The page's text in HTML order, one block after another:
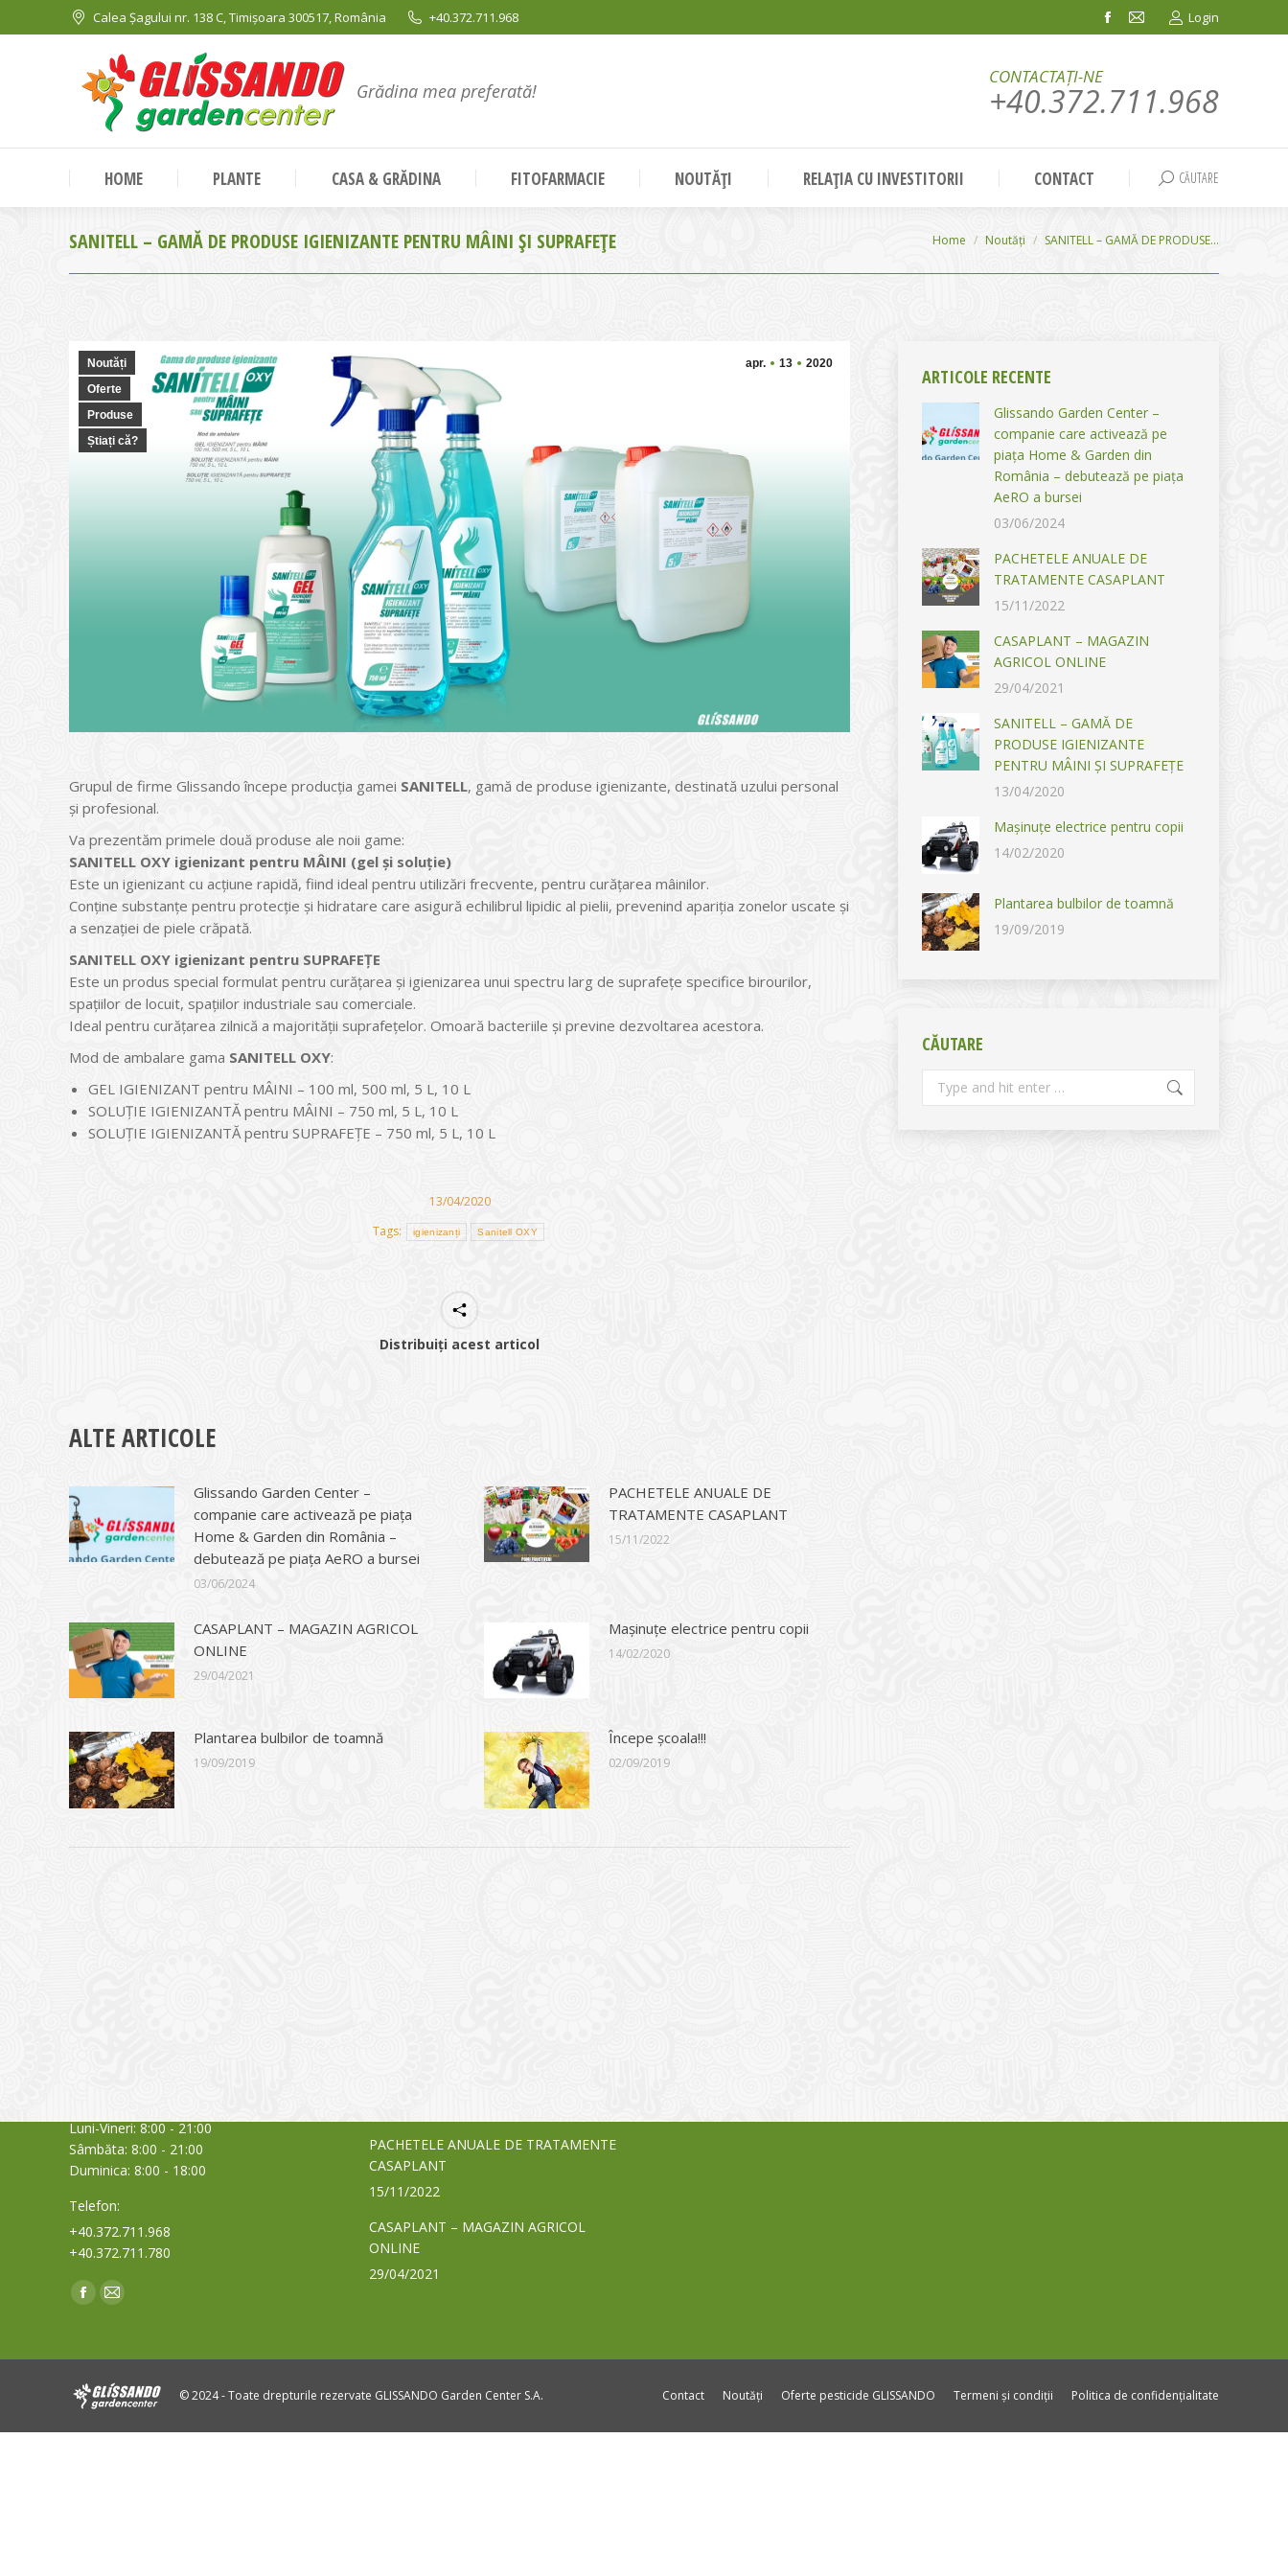
Calea Șagului nr. 138 C, Timișoara 300517, România +40.372.711.968
Facebook
in
window
Mail
in
window
Login
Grădina mea preferată!
CONTACTAȚI-NE
+40.372.711.968
HOME PLANTE CASA & GRĂDINA FITOFARMACIE NOUTĂȚI RELAȚIA CU INVESTITORII CONTACT Search:
CĂUTARE
SANITELL – GAMĂ DE PRODUSE IGIENIZANTE PENTRU MÂINI ȘI SUPRAFEȚE You are here:
Home Noutăți SANITELL – GAMĂ DE PRODUSE…
apr. 13 2020
Noutăți
Oferte
Produse
Știați că?
Grupul de firme Glissando începe producția gamei SANITELL, gamă de produse igienizante, destinată uzului personal
și profesional.
Va prezentăm primele două produse ale noii game:
SANITELL OXY igienizant pentru MÂINI (gel și soluție)
Este un igienizant cu acțiune rapidă, fiind ideal pentru utilizări frecvente, pentru curățarea mâinilor.
Conține substanțe pentru protecție și hidratare care asigură echilibrul lipidic al pielii, prevenind apariția zonelor uscate și
a senzației de piele crăpată.
SANITELL OXY igienizant pentru SUPRAFEȚE
Este un produs special formulat pentru curățarea și igienizarea unui spectru larg de suprafețe specifice birourilor,
spațiilor de locuit, spațiilor industriale sau comerciale.
Ideal pentru curățarea zilnică a majorității suprafețelor. Omoară bacteriile și previne dezvoltarea acestora.
Mod de ambalare gama SANITELL OXY:
GEL IGIENIZANT pentru MÂINI – 100 ml, 500 ml, 5 L, 10 L
SOLUȚIE IGIENIZANTĂ pentru MÂINI – 750 ml, 5 L, 10 L
SOLUȚIE IGIENIZANTĂ pentru SUPRAFEȚE – 750 ml, 5 L, 10 L
13/04/2020
Tags:
igienizanți Sanitell OXY
Distribuiți acest articol
ALTE ARTICOLE
Glissando Garden Center –
companie care activează pe piața
Home & Garden din România –
debutează pe piața AeRO a bursei
03/06/2024
PACHETELE ANUALE DE
TRATAMENTE CASAPLANT
15/11/2022
CASAPLANT – MAGAZIN AGRICOL
ONLINE
29/04/2021
Mașinuțe electrice pentru copii
14/02/2020
Plantarea bulbilor de toamnă
19/09/2019
Începe școala!!!
02/09/2019
ARTICOLE RECENTE
Glissando Garden Center –
companie care activează pe
piața Home & Garden din
România – debutează pe piața
AeRO a bursei
03/06/2024
PACHETELE ANUALE DE
TRATAMENTE CASAPLANT
15/11/2022
CASAPLANT – MAGAZIN
AGRICOL ONLINE
29/04/2021
SANITELL – GAMĂ DE
PRODUSE IGIENIZANTE
PENTRU MÂINI ȘI SUPRAFEȚE
13/04/2020
Mașinuțe electrice pentru copii
14/02/2020
Plantarea bulbilor de toamnă
19/09/2019
CĂUTARE
Search:
Luni-Vineri: 8:00 - 21:00
Sâmbăta: 8:00 - 21:00
Duminica: 8:00 - 18:00
Telefon:
+40.372.711.968
+40.372.711.780
Find us on:
Facebook
new
Mail
new
PACHETELE ANUALE DE TRATAMENTE
CASAPLANT
15/11/2022
CASAPLANT – MAGAZIN AGRICOL
ONLINE
29/04/2021
© 2024 - Toate drepturile rezervate GLISSANDO Garden Center S.A. Contact Noutăți Oferte pesticide GLISSANDO Termeni și condiții Politica de confidențialitate